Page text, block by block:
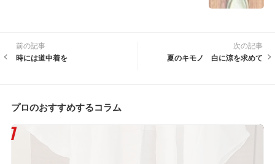
前の記事
時には道中着を
次の記事
夏のキモノ 白に涼を求めて
プロのおすすめするコラム